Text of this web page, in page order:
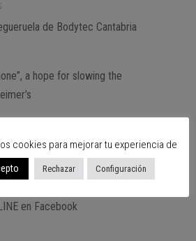
de Bodytec Cantabria
a hope for slowing the
cookies para mejorar tu experiencia de
Rechazar Configuración